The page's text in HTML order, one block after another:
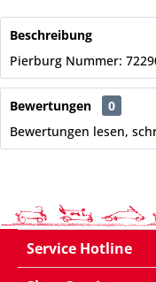
Beschreibung
Pierburg Nummer:
Bewertungen
0
Bewertungen lesen,
Service Hotline